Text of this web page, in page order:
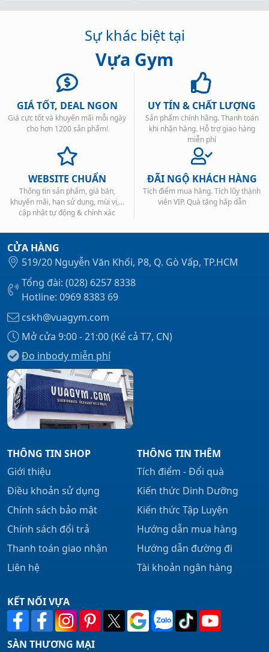
850.000₫.
Sự khác biệt tại
Vựa Gym
GIÁ TỐT, DEAL NGON
Giá cực tốt và khuyến mãi mỗi ngày
cho hơn 1200 sản phẩm!
UY TÍN & CHẤT LƯỢNG
Sản phẩm chính hãng. Thanh toán
khi nhận hàng. Hỗ trợ giao hàng
miễn phí
WEBSITE CHUẨN
Thông tin sản phẩm, giá bán,
khuyến mãi, hạn sử dụng, mùi vị,...
cập nhật tự động & chính xác
ĐÃI NGỘ KHÁCH HÀNG
Tích điểm mua hàng. Tích lũy thành
viên VIP. Quà tặng hấp dẫn
CỬA HÀNG
519/20 Nguyễn Văn Khối, P8, Q. Gò Vấp, TP.HCM
Tổng đài: (028) 6257 8338
Hotline: 0969 8383 69
cskh@vuagym.com
Mở cửa 9:00 - 21:00 (Kể cả T7, CN)
Đo inbody miễn phí
THÔNG TIN SHOP
Giới thiệu
Điều khoản sử dụng
Chính sách bảo mật
Chính sách đổi trả
Thanh toán giao nhận
Liên hệ
THÔNG TIN THÊM
Tích điểm - Đổi quà
Kiến thức Dinh Dưỡng
Kiến thức Tập Luyện
Hướng dẫn mua hàng
Hướng dẫn đường đi
Tài khoản ngân hàng
KẾT NỐI VỰA
SÀN THƯƠNG MẠI